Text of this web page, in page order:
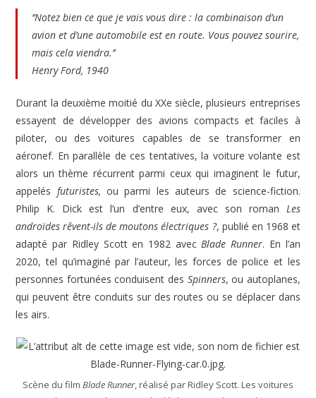
‘’Notez bien ce que je vais vous dire : la combinaison d’un
avion et d’une automobile est en route. Vous pouvez sourire,
mais cela viendra.’’
Henry Ford, 1940
Durant la deuxième moitié du XXe siècle, plusieurs entreprises
essayent de développer des avions compacts et faciles à
piloter, ou des voitures capables de se transformer en
aéronef. En parallèle de ces tentatives, la voiture volante est
alors un thème récurrent parmi ceux qui imaginent le futur,
appelés futuristes, ou parmi les auteurs de science-fiction.
Philip K. Dick est l’un d’entre eux, avec son roman Les
androïdes rêvent-ils de moutons électriques ?, publié en 1968 et
adapté par Ridley Scott en 1982 avec Blade Runner. En l’an
2020, tel qu’imaginé par l’auteur, les forces de police et les
personnes fortunées conduisent des Spinners, ou autoplanes,
qui peuvent être conduits sur des routes ou se déplacer dans
les airs.
Scène du film Blade Runner, réalisé par Ridley Scott. Les voitures